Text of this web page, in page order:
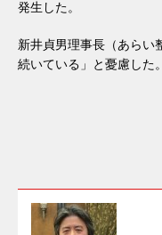
発生した。
新井貞男理事長（あらい
続いている」と憂慮した。